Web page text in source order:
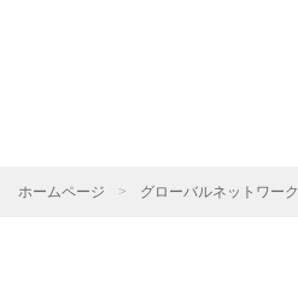
ホームページ > グローバルネットワーク